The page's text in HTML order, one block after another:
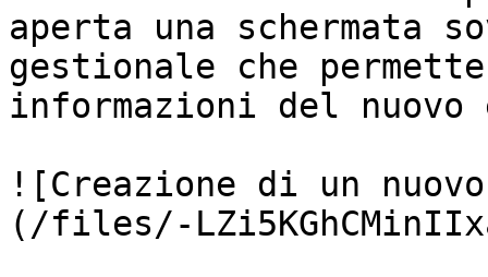
aperta una schermata
gestionale che
informazioni del nuovo
![Creazione di un
(/files/-